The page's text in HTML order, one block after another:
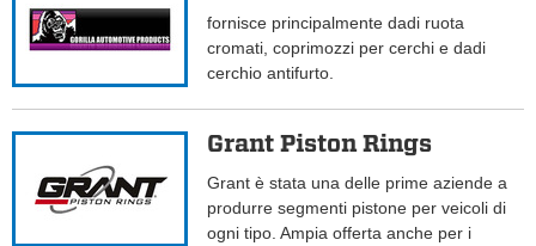
fornisce principalmente dadi ruota
cromati, coprimozzi per cerchi e dadi
cerchio antifurto.
Grant Piston Rings
Grant è stata una delle prime aziende a
produrre segmenti pistone per veicoli di
ogni tipo. Ampia offerta anche per i